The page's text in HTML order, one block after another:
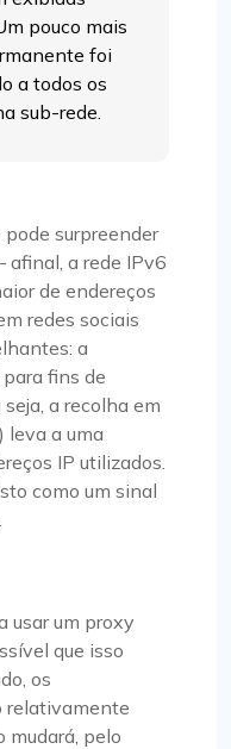
pouco mais
foi
a todos os
sub-rede.
surpreender
afinal, a rede IPv6
de endereços
redes sociais
a
fins de
a recolha em
leva a uma
IP utilizados.
como um sinal
usar um proxy
que isso
os
relativamente
mudará, pelo